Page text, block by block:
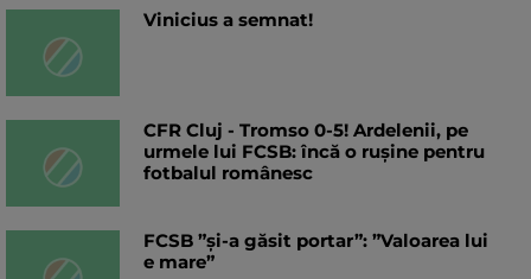
Vinicius a semnat!
CFR Cluj - Tromso 0-5! Ardelenii, pe
urmele lui FCSB: încă o rușine pentru
fotbalul românesc
FCSB ”și-a găsit portar”: ”Valoarea lui
e mare”